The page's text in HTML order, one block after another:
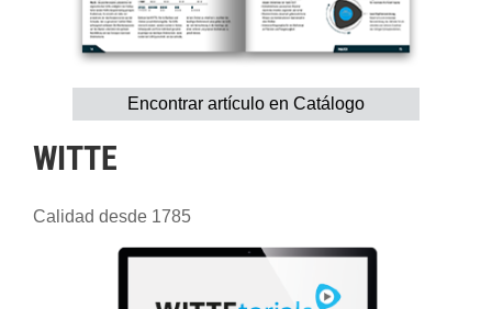
Encontrar artículo en Catálogo
WITTE
Calidad desde 1785